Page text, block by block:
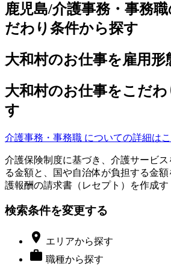
鹿児島/介護事務・事務
だわり条件から探す
大和村のお仕事を雇用形
大和村のお仕事をこだ
す
介護事務・事務職 についての詳細は
介護保険制度に基づき、介護サービ
る金額と、国や自治体が負担する金
護報酬の請求書（レセプト）を作成す
検索条件を変更する
 エリアから探す
 職種から探す